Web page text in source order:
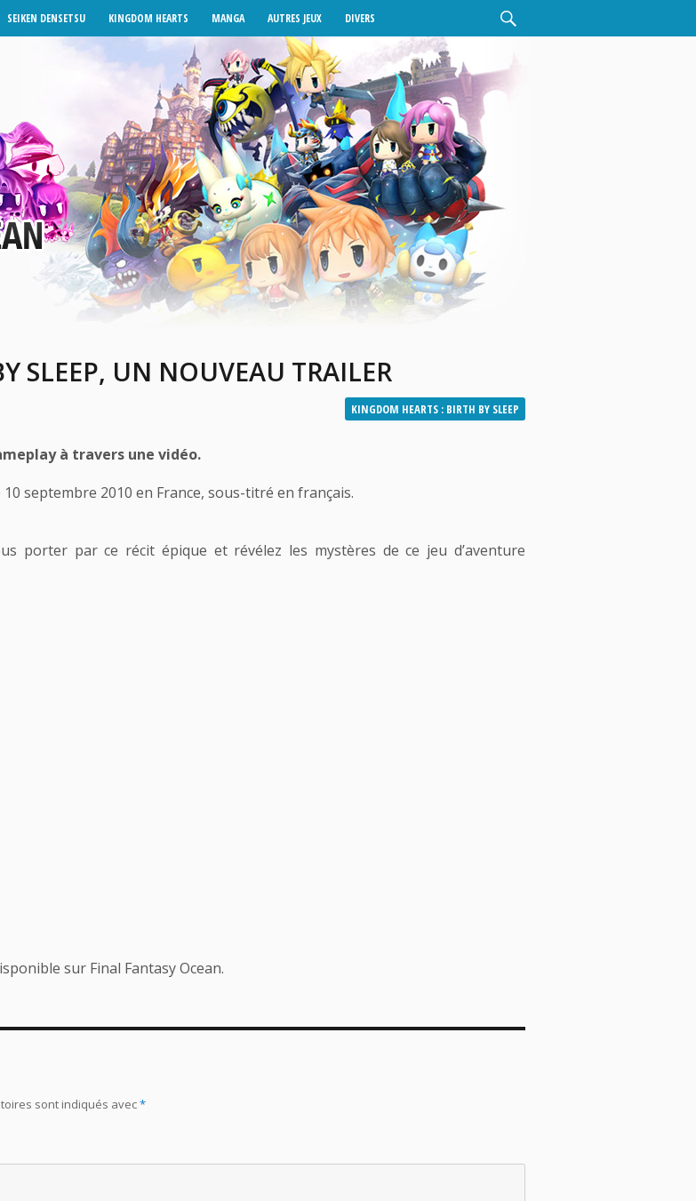
SEIKEN DENSETSU KINGDOM HEARTS MANGA AUTRES JEUX DIVERS
SLEEP, UN NOUVEAU TRAILER
KINGDOM HEARTS : BIRTH BY SLEEP
à travers une vidéo.
septembre 2010 en France, sous-titré en français.
porter par ce récit épique et révélez les mystères de ce jeu d’aventure
sur Final Fantasy Ocean.
sont indiqués avec*